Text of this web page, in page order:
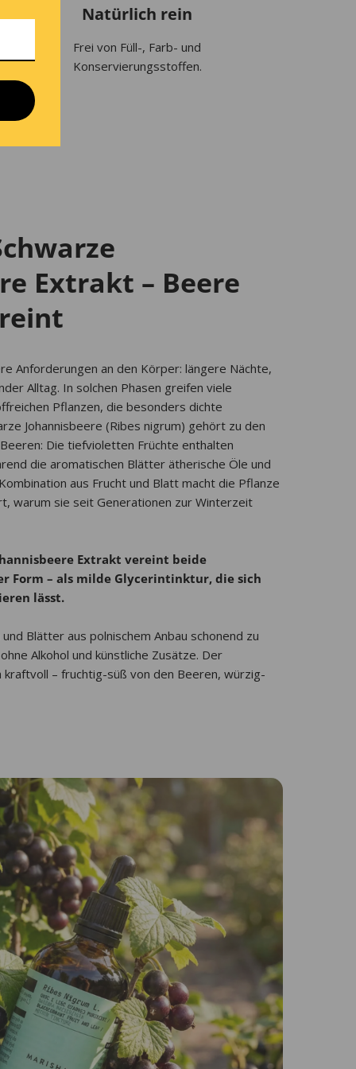
Natürlich rein
Frei von Füll-, Farb- und
Konservierungsstoffen.
Extrakt – Beere
Anforderungen an den Körper: längere Nächte,
Alltag. In solchen Phasen greifen viele
Pflanzen, die besonders dichte
Johannisbeere (Ribes nigrum) gehört zu den
Die tiefvioletten Früchte enthalten
die aromatischen Blätter ätherische Öle und
aus Frucht und Blatt macht die Pflanze
warum sie seit Generationen zur Winterzeit
Extrakt vereint beide
Form – als milde Glycerintinktur, die sich
lässt.
Blätter aus polnischem Anbau schonend zu
Alkohol und künstliche Zusätze. Der
kraftvoll – fruchtig-süß von den Beeren, würzig-